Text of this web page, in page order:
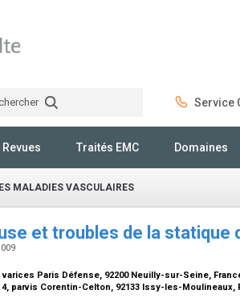
Service
Revues Traités EMC Domaines
MALADIES VASCULAIRES
et troubles de la statique
Paris Défense, 92200 Neuilly-sur-Seine,
parvis Corentin-Celton, 92133 Issy-les-Moulineaux,